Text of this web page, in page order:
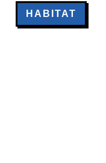
HABITAT